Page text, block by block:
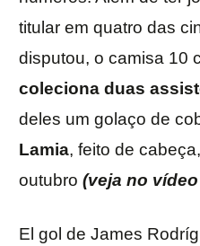
titular em quatro das
disputou, o camisa 10
coleciona duas
deles um golaço de
Lamia, feito de
outubro (veja no
El gol de James